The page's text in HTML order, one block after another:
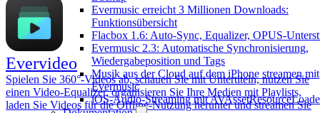
Evermusic erreicht 3 Millionen Downloads:
Funktionsübersicht
Flacbox 1.6: Auto-Sync, Equalizer, OPUS-
Evermusic 2.3: Automatische Synchronisierung,
Wiedergabeposition und Tags
Musik aus der Cloud auf dem iPhone streamen mit
Evermusic
iOS-Audio-Streaming mit
Evervideo
Spielen Sie 360°-Videos ab, schauen Sie mit Untertiteln, nutzen Sie
einen Video-Equalizer, organisieren Sie Ihre Medien mit Playlists,
laden Sie Videos für die Offline-Nutzung herunter und streamen Sie